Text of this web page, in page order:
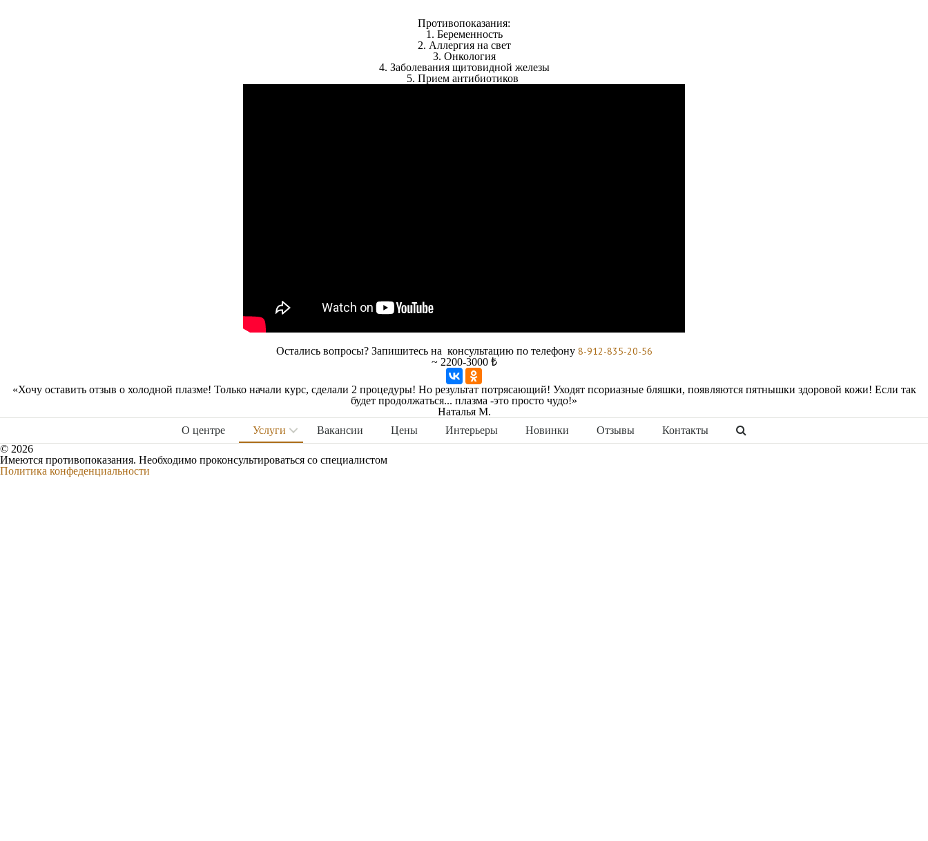
Противопоказания:
1. Беременность
2. Аллергия на свет
3. Онкология
4. Заболевания щитовидной железы
5. Прием антибиотиков
Остались вопросы? Запишитесь на консультацию по телефону 8-912-835-20-56
~ 2200-3000 ₺
«Хочу оставить отзыв о холодной плазме! Только начали курс, сделали 2 процедуры! Но результат потрясающий! Уходят псориазные бляшки, появляются пятнышки здоровой кожи! Если так
будет продолжаться... плазма -это просто чудо!»
Наталья М.
О центре
Услуги Вакансии Цены Интерьеры Новинки Отзывы
Контакты
© 2026
Имеются противопоказания. Необходимо проконсультироваться со специалистом
Политика конфеденциальности